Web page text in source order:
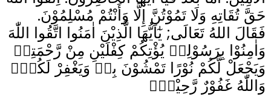
حَقَّ تُقَاتِهِ وَلَا تَمُوْتُنَّ إِلَّا وَأَنْتُمْ مُسْلِمُوْنَ.
فَقَالَ اللهُ تَعَالَى; يٰٓاَيُّهَا الَّذِيْنَ اٰمَنُوا اتَّقُوا اللّٰهَ
وَاٰمِنُوْا بِرَسُوْلِهٖ يُؤْتِكُمْ كِفْلَيْنِ مِنْ رَّحْمَتِهٖ
وَيَجْعَلْ لَّكُمْ نُوْرًا تَمْشُوْنَ بِهٖ وَيَغْفِرْ لَكُمْۗ
وَاللّٰهُ غَفُوْرٌ رَّحِيْمٌۙ